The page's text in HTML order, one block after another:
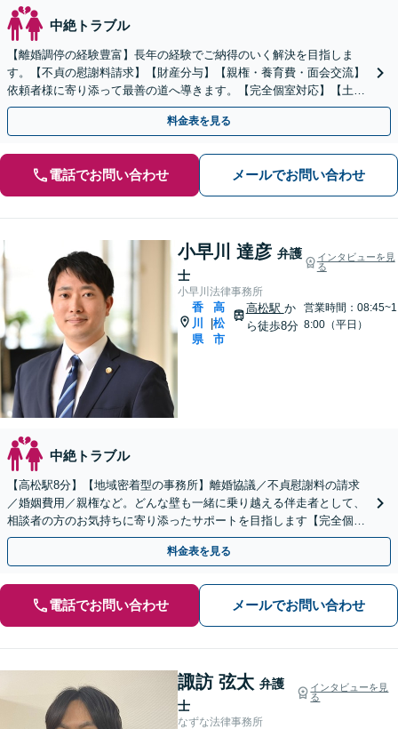
中絶トラブル
【離婚調停の経験豊富】長年の経験でご納得のいく解決を目指しま
す。【不貞の慰謝料請求】【財産分与】【親権・養育費・面会交流】
依頼者様に寄り添って最善の道へ導きます。【完全個室対応】【土日
祝・夜間相談可】
料金表を見る
電話でお問い合わせ メールでお問い合わせ
小早川 達彦 弁護
士
インタビューを見
る
小早川法律事務所
香
川
県
高
松
市
高松駅 か
ら徒歩8分
営業時間：08:45~1
8:00（平日）
中絶トラブル
【高松駅8分】【地域密着型の事務所】離婚協議／不貞慰謝料の請求
／婚姻費用／親権など。どんな壁も一緒に乗り越える伴走者として、
相談者の方のお気持ちに寄り添ったサポートを目指します【完全個室
でのご相談】
料金表を見る
電話でお問い合わせ メールでお問い合わせ
諏訪 弦太 弁護
士
インタビューを見
る
なずな法律事務所